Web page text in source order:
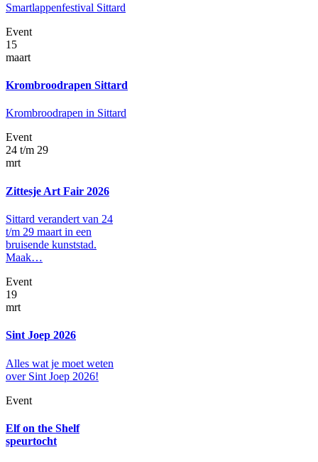
Smartlappenfestival Sittard
Event
15
maart
Krombroodrapen Sittard
Krombroodrapen in Sittard
Event
24 t/m 29
mrt
Zittesje Art Fair 2026
Sittard verandert van 24
t/m 29 maart in een
bruisende kunststad.
Maak…
Event
19
mrt
Sint Joep 2026
Alles wat je moet weten
over Sint Joep 2026!
Event
Elf on the Shelf
speurtocht